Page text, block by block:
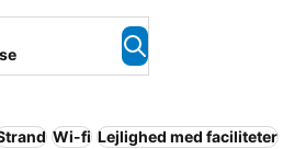
Wi-fi Lejlighed med faciliteter